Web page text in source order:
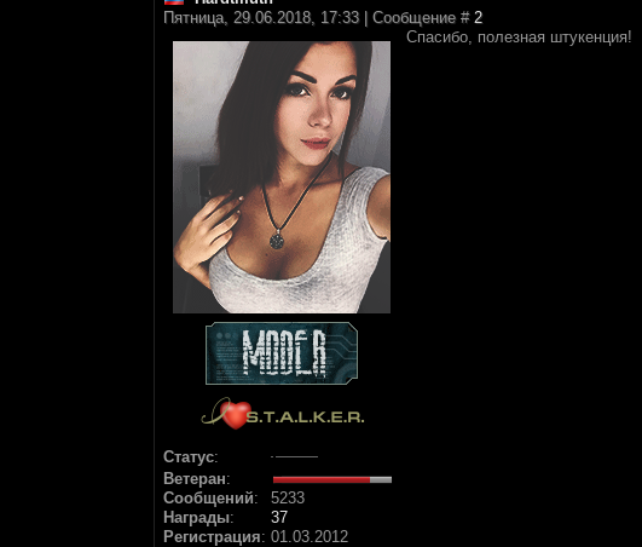
Пятница, 29.06.2018, 17:33 | Сообщение # 2
Статус:
Ветеран:
Сообщений:
5233
Награды:
37
Регистрация: 01.03.2012
Cпасибо, полезная штукенция!